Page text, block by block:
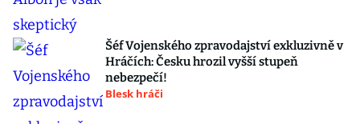
Šéf Vojenského zpravodajství exkluzivně v
Hráčích: Česku hrozil vyšší stupeň
nebezpečí!
Blesk hráči